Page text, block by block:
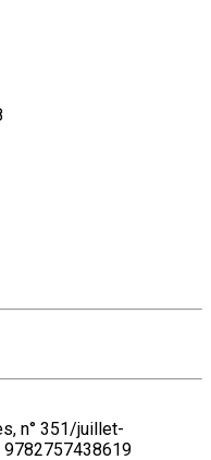
n° 351/juillet-
9782757438619